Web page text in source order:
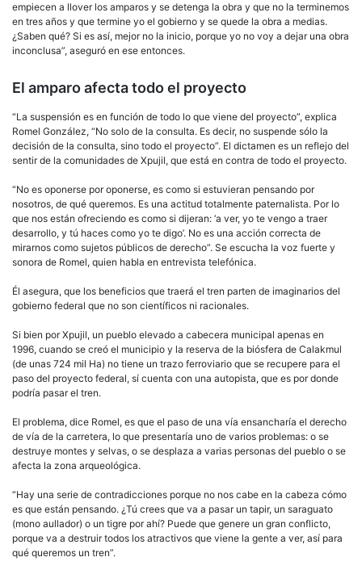
empiecen a llover los amparos y se detenga la obra y que no la terminemos
en tres años y que termine yo el gobierno y se quede la obra a medias.
¿Saben qué? Si es así, mejor no la inicio, porque yo no voy a dejar una obra
inconclusa”, aseguró en ese entonces.
El amparo afecta todo el proyecto
“La suspensión es en función de todo lo que viene del proyecto”, explica
Romel González, “No solo de la consulta. Es decir, no suspende sólo la
decisión de la consulta, sino todo el proyecto”. El dictamen es un reflejo del
sentir de la comunidades de Xpujil, que está en contra de todo el proyecto.
“No es oponerse por oponerse, es como si estuvieran pensando por
nosotros, de qué queremos. Es una actitud totalmente paternalista. Por lo
que nos están ofreciendo es como si dijeran: ‘a ver, yo te vengo a traer
desarrollo, y tú haces como yo te digo’. No es una acción correcta de
mirarnos como sujetos públicos de derecho”. Se escucha la voz fuerte y
sonora de Romel, quien habla en entrevista telefónica.
Él asegura, que los beneficios que traerá el tren parten de imaginarios del
gobierno federal que no son científicos ni racionales.
Si bien por Xpujil, un pueblo elevado a cabecera municipal apenas en
1996, cuando se creó el municipio y la reserva de la biósfera de Calakmul
(de unas 724 mil Ha) no tiene un trazo ferroviario que se recupere para el
paso del proyecto federal, sí cuenta con una autopista, que es por donde
podría pasar el tren.
El problema, dice Romel, es que el paso de una vía ensancharía el derecho
de vía de la carretera, lo que presentaría uno de varios problemas: o se
destruye montes y selvas, o se desplaza a varias personas del pueblo o se
afecta la zona arqueológica.
“Hay una serie de contradicciones porque no nos cabe en la cabeza cómo
es que están pensando. ¿Tú crees que va a pasar un tapir, un saraguato
(mono aullador) o un tigre por ahí? Puede que genere un gran conflicto,
porque va a destruir todos los atractivos que viene la gente a ver, así para
qué queremos un tren”.